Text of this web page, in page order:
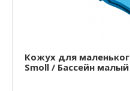
Кожух для
Smoll / Бассейн